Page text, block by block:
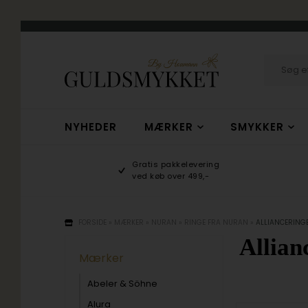
NYHEDER MÆRKER SMYKKER
Gratis pakkelevering
ved køb over 499,-
Mærker
Abeler & Söhne
Alura